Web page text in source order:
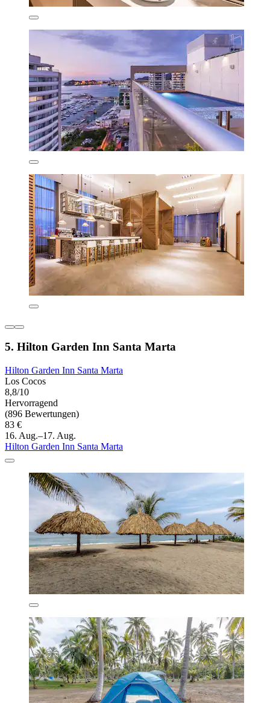
5. Hilton Garden Inn Santa Marta
Hilton Garden Inn Santa Marta
Los Cocos
8,8/10
Hervorragend
(896 Bewertungen)
83 €
16. Aug.–17. Aug.
Hilton Garden Inn Santa Marta